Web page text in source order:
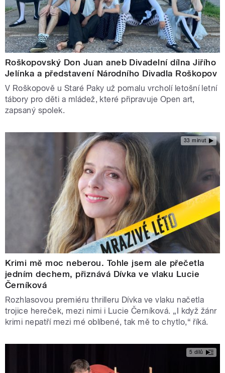
Roškopovský Don Juan aneb Divadelní dílna Jiřího
Jelínka a představení Národního Divadla Roškopov
V Roškopově u Staré Paky už pomalu vrcholí letošní letní
tábory pro děti a mládež, které připravuje Open art,
zapsaný spolek.
33 minut
Krimi mě moc neberou. Tohle jsem ale přečetla
jedním dechem, přiznává Dívka ve vlaku Lucie
Černíková
Rozhlasovou premiéru thrilleru Dívka ve vlaku načetla
trojice hereček, mezi nimi i Lucie Černíková. „I když žánr
krimi nepatří mezi mé oblíbené, tak mě to chytlo,“ říká.
5 dílů